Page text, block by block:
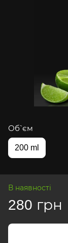
Об`єм
200 ml
В наявності
280 грн